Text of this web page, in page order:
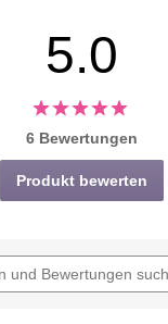
5.0
6 Bewertungen
Produkt bewerten